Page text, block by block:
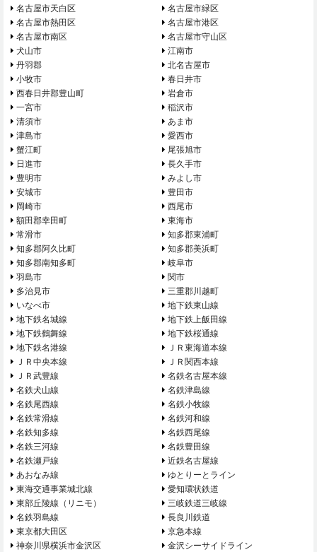
名古屋市天白区
名古屋市緑区
名古屋市熱田区
名古屋市港区
名古屋市南区
名古屋市守山区
犬山市
江南市
丹羽郡
北名古屋市
小牧市
春日井市
西春日井郡豊山町
岩倉市
一宮市
稲沢市
清須市
あま市
津島市
愛西市
蟹江町
尾張旭市
日進市
長久手市
豊明市
みよし市
安城市
豊田市
岡崎市
西尾市
額田郡幸田町
東海市
常滑市
知多郡東浦町
知多郡阿久比町
知多郡美浜町
知多郡南知多町
岐阜市
羽島市
関市
多治見市
三重郡川越町
いなべ市
地下鉄東山線
地下鉄名城線
地下鉄上飯田線
地下鉄鶴舞線
地下鉄桜通線
地下鉄名港線
ＪＲ東海道本線
ＪＲ中央本線
ＪＲ関西本線
ＪＲ武豊線
名鉄名古屋本線
名鉄犬山線
名鉄津島線
名鉄尾西線
名鉄小牧線
名鉄常滑線
名鉄河和線
名鉄知多線
名鉄西尾線
名鉄三河線
名鉄豊田線
名鉄瀬戸線
近鉄名古屋線
あおなみ線
ゆとりーとライン
東海交通事業城北線
愛知環状鉄道
東部丘陵線（リニモ）
三岐鉄道三岐線
名鉄羽島線
長良川鉄道
東京都大田区
京急本線
神奈川県横浜市金沢区
金沢シーサイドライン